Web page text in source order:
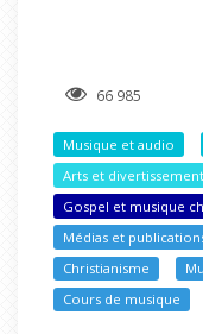
66 985
Musique et audio
Arts et
Gospel et musique
Médias et
Christianisme
Cours de musique